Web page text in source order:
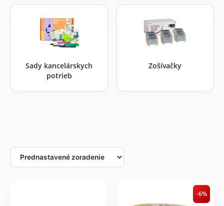
Sady kancelárskych
potrieb
Zošívačky
-6%